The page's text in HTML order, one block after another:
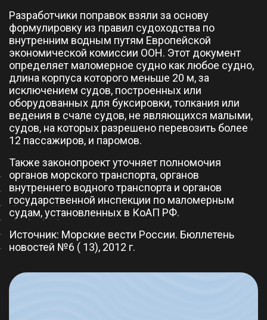
Разработчики поправок взяли за основу
формулировку из правил судоходства по
внутренним водным путям Европейской
экономической комиссии ООН. Этот документ
определяет маломерное судно как любое судно,
длина корпуса которого меньше 20 м, за
исключением судов, построенных или
оборудованных для буксировки, толкания или
ведения в счале судов, не являющихся малыми,
судов, на которых разрешено перевозить более
12 пассажиров, и паромов.
Также законопроект уточняет полномочия
органов морского транспорта, органов
внутреннего водного транспорта и органов
государственной инспекции по маломерным
судам, установленных в КоАП РФ.
Источник: Морские вести России. Бюллетень
новостей №6 ( 13), 2012 г.